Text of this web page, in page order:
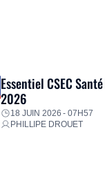
Essentiel CSEC
2026
18 JUIN 2026 - 07H57
PHILLIPE DROUET